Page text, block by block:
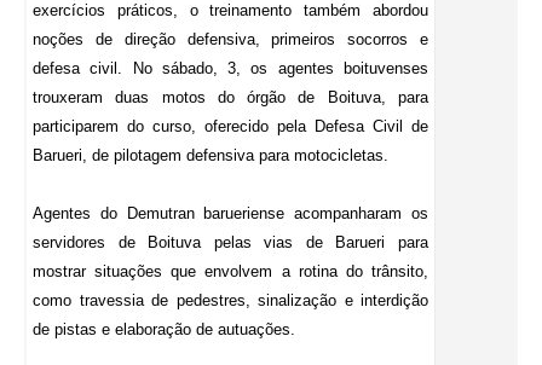
exercícios práticos, o treinamento também abordou
noções de direção defensiva, primeiros socorros e
defesa civil. No sábado, 3, os agentes boituvenses
trouxeram duas motos do órgão de Boituva, para
participarem do curso, oferecido pela Defesa Civil de
Barueri, de pilotagem defensiva para motocicletas.
Agentes do Demutran barueriense acompanharam os
servidores de Boituva pelas vias de Barueri para
mostrar situações que envolvem a rotina do trânsito,
como travessia de pedestres, sinalização e interdição
de pistas e elaboração de autuações.